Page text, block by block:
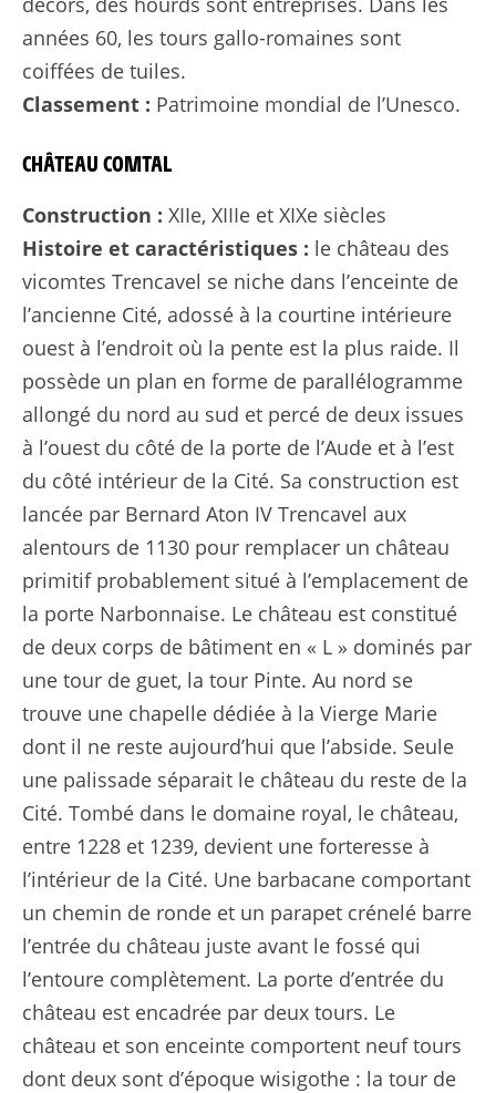
années 60, les tours gallo-romaines sont
coiffées de tuiles.
Classement : Patrimoine mondial de l’Unesco.
CHÂTEAU COMTAL
Construction : XIIe, XIIIe et XIXe siècles
Histoire et caractéristiques : le château des
vicomtes Trencavel se niche dans l’enceinte de
l’ancienne Cité, adossé à la courtine intérieure
ouest à l’endroit où la pente est la plus raide. Il
possède un plan en forme de parallélogramme
allongé du nord au sud et percé de deux issues
à l’ouest du côté de la porte de l’Aude et à l’est
du côté intérieur de la Cité. Sa construction est
lancée par Bernard Aton IV Trencavel aux
alentours de 1130 pour remplacer un château
primitif probablement situé à l’emplacement de
la porte Narbonnaise. Le château est constitué
de deux corps de bâtiment en « L » dominés par
une tour de guet, la tour Pinte. Au nord se
trouve une chapelle dédiée à la Vierge Marie
dont il ne reste aujourd’hui que l’abside. Seule
une palissade séparait le château du reste de la
Cité. Tombé dans le domaine royal, le château,
entre 1228 et 1239, devient une forteresse à
l’intérieur de la Cité. Une barbacane comportant
un chemin de ronde et un parapet crénelé barre
l’entrée du château juste avant le fossé qui
l’entoure complètement. La porte d’entrée du
château est encadrée par deux tours. Le
château et son enceinte comportent neuf tours
dont deux sont d’époque wisigothe : la tour de